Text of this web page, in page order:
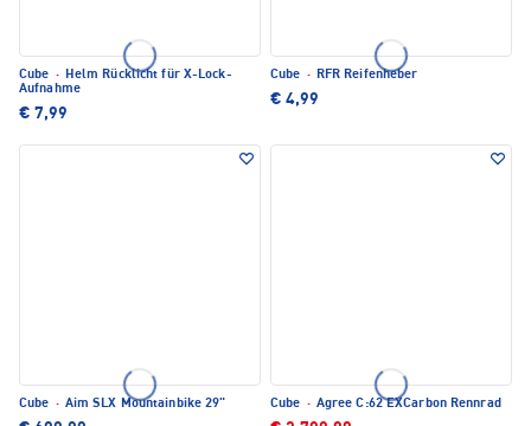
Cube · Helm Rücklicht für X-Lock-
Aufnahme
€ 7,99
Cube · RFR Reifenheber
€ 4,99
Cube · Aim SLX Mountainbike 29" Cube · Agree C:62 EXCarbon Rennrad